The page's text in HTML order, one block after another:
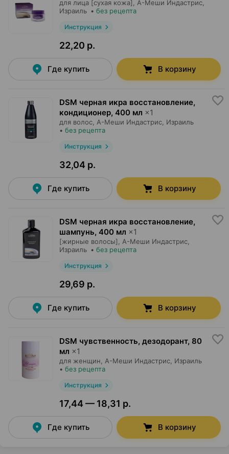
для лица [сухая кожа], А-Меши Индастрис
Израиль • без рецепта
Инструкция
22,20 р.
Где купить В корзину
DSM черная икра восстановление,
кондиционер, 400 мл ×1
для волос, А-Меши Индастрис , Израиль
• без рецепта
Инструкция
32,04 р.
Где купить В корзину
DSM черная икра восстановление,
шампунь, 400 мл ×1
[жирные волосы], А-Меши Индастрис
Израиль • без рецепта
Инструкция
29,69 р.
Где купить В корзину
DSM чувственность, дезодорант, 80
мл ×1
для женщин, А-Меши Индастрис , Израиль
• без рецепта
Инструкция
17,44 — 18,31 р.
Где купить В корзину